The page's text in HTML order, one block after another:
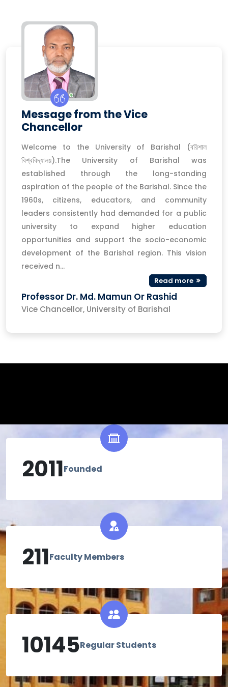
Message from the Vice
Chancellor
Welcome to the University of Barishal (বরিশাল
বিশ্ববিদ্যালয়).The University of Barishal was
established through the long-standing
aspiration of the people of the Barishal. Since the
1960s, citizens, educators, and community
leaders consistently had demanded for a public
university to expand higher education
opportunities and support the socio-economic
development of the Barishal region. This vision
received n...
Read more
Professor Dr. Md. Mamun Or Rashid
Vice Chancellor, University of Barishal
2011Founded
211Faculty Members
10145Regular Students